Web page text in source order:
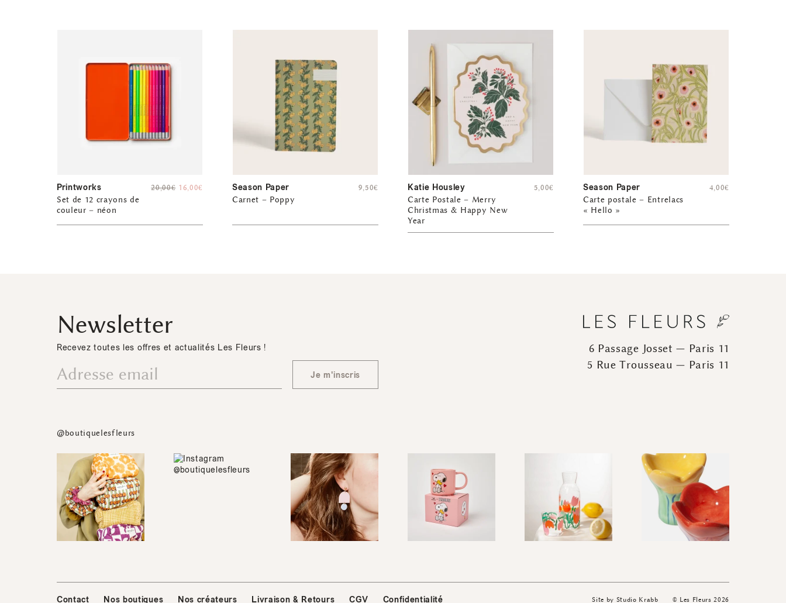
Printworks
Set de 12 crayons de
couleur – néon
20,00€ 16,00€ Season Paper
Carnet – Poppy
9,50€ Katie Housley
Carte Postale – Merry
Christmas & Happy New
Year
5,00€ Season Paper
Carte postale – Entrelacs
« Hello »
4,00€
Newsletter
Recevez toutes les offres et actualités Les Fleurs !
Je m'inscris
6 Passage Josset — Paris 11
5 Rue Trousseau — Paris 11
@boutiquelesfleurs
Contact Nos boutiques Nos créateurs Livraison & Retours CGV Confidentialité Site by Studio Krabb © Les Fleurs 2026